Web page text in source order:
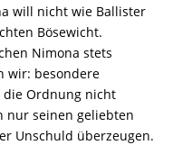
will nicht wie Ballister
Bösewicht.
Nimona stets
wir: besondere
die Ordnung nicht
nur seinen geliebten
Unschuld überzeugen.